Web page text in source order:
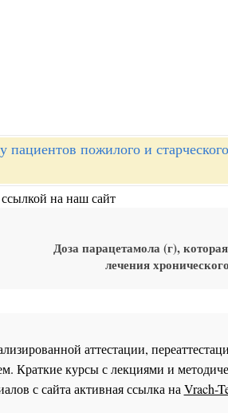
пациентов пожилого и
на наш сайт
Доза парацетамола (г),
лечения
аттестации,
Краткие курсы с лекциями и
с сайта активная ссылка наVrach-